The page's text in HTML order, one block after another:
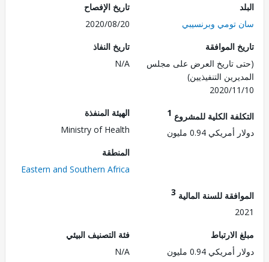
وبرنسيبي
تاريخ الإفصاح
2020/08/20
الموافقة
تاريخ العرض على مجلس
التنفيذيين)
2020/
تاريخ النفاذ
N/A
الكلية للمشروع1
0.94 مليون
الهيئة المنفذة
Ministry of Health
Eastern and Southern Africa
للسنة المالية3
0.94 مليون
فئة التصنيف البيئي